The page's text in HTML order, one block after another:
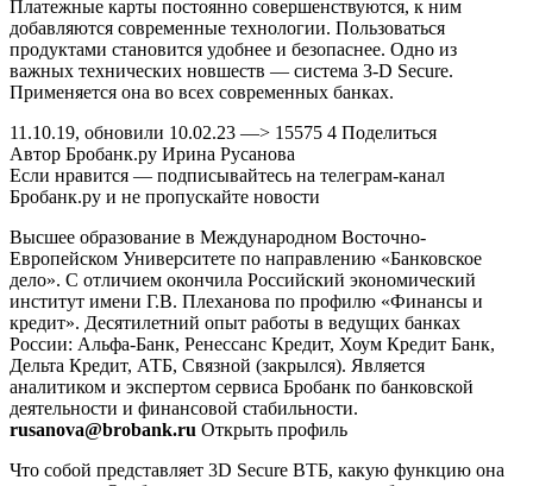
Платежные карты постоянно совершенствуются, к ним
добавляются современные технологии. Пользоваться
продуктами становится удобнее и безопаснее. Одно из
важных технических новшеств — система 3-D Secure.
Применяется она во всех современных банках.
11.10.19, обновили 10.02.23 —> 15575 4 Поделиться
Автор Бробанк.ру Ирина Русанова
Если нравится — подписывайтесь на телеграм-канал
Бробанк.ру и не пропускайте новости
Высшее образование в Международном Восточно-
Европейском Университете по направлению «Банковское
дело». С отличием окончила Российский экономический
институт имени Г.В. Плеханова по профилю «Финансы и
кредит». Десятилетний опыт работы в ведущих банках
России: Альфа-Банк, Ренессанс Кредит, Хоум Кредит Банк,
Дельта Кредит, АТБ, Связной (закрылся). Является
аналитиком и экспертом сервиса Бробанк по банковской
деятельности и финансовой стабильности.
rusanova@brobank.ru Открыть профиль
Что собой представляет 3D Secure ВТБ, какую функцию она